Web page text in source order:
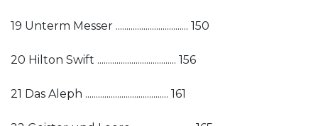
19 Unterm Messer .................................. 150
20 Hilton Swift ..................................... 156
21 Das Aleph ....................................... 161